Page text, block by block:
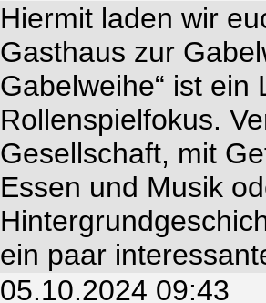
Hiermit laden wir
Gasthaus zur
Gabelweihe“ ist ein
Rollenspielfokus.
Gesellschaft, mit
Essen und Musik
ein paar
05.10.2024 09:43